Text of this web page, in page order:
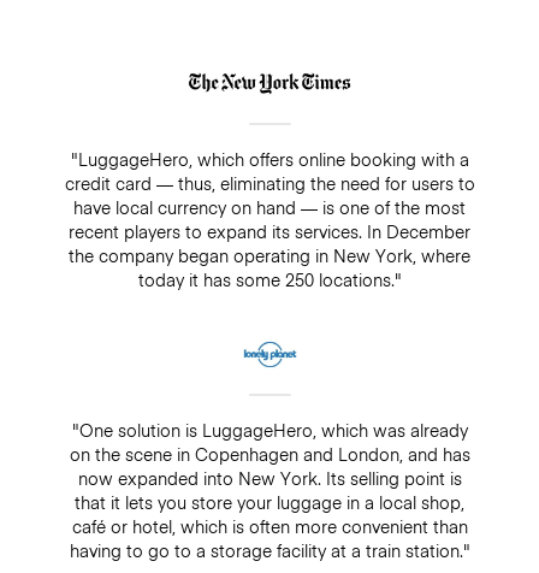
"LuggageHero, which offers online booking with a
credit card — thus, eliminating the need for users to
have local currency on hand — is one of the most
recent players to expand its services. In December
the company began operating in New York, where
today it has some 250 locations."
"One solution is LuggageHero, which was already
on the scene in Copenhagen and London, and has
now expanded into New York. Its selling point is
that it lets you store your luggage in a local shop,
café or hotel, which is often more convenient than
having to go to a storage facility at a train station."